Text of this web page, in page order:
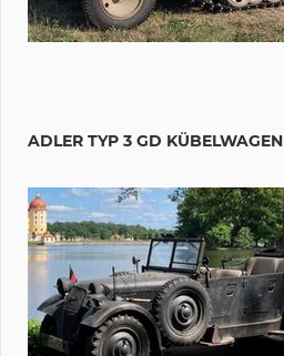
ADLER TYP 3 GD KÜBELWAGEN